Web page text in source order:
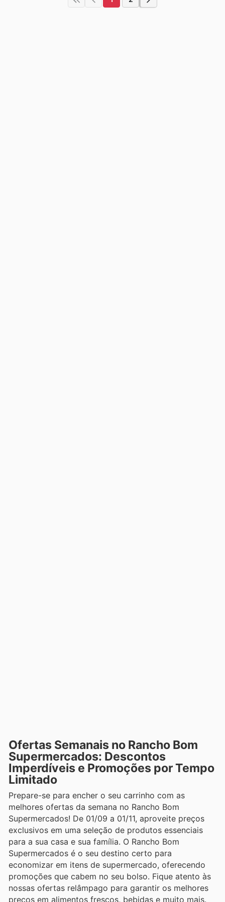
Ofertas Semanais no Rancho Bom
Supermercados: Descontos
Imperdíveis e Promoções por Tempo
Limitado
Prepare-se para encher o seu carrinho com as
melhores ofertas da semana no Rancho Bom
Supermercados! De 01/09 a 01/11, aproveite preços
exclusivos em uma seleção de produtos essenciais
para a sua casa e sua família. O Rancho Bom
Supermercados é o seu destino certo para
economizar em itens de supermercado, oferecendo
promoções que cabem no seu bolso. Fique atento às
nossas ofertas relâmpago para garantir os melhores
preços em alimentos frescos, bebidas e muito mais.